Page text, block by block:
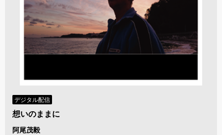
デジタル配信
想いのままに
阿尾茂毅